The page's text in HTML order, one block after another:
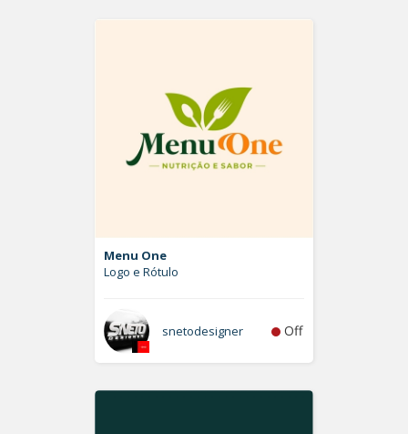
Menu One
Logo e Rótulo
snetodesigner Off